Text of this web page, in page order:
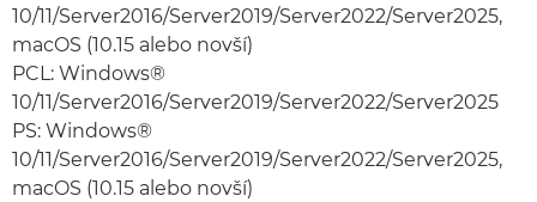
10/11/Server2016/Server2019/Server2022/Server2025,
macOS (10.15 alebo novší)
PCL: Windows®
10/11/Server2016/Server2019/Server2022/Server2025
PS: Windows®
10/11/Server2016/Server2019/Server2022/Server2025,
macOS (10.15 alebo novší)